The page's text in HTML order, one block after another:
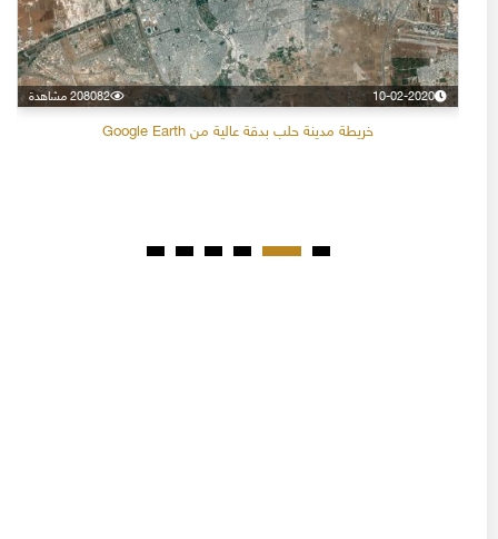
10-02-2020 208082 مشاهدة
خريطة مدينة حلب بدقة عالية من Google Earth